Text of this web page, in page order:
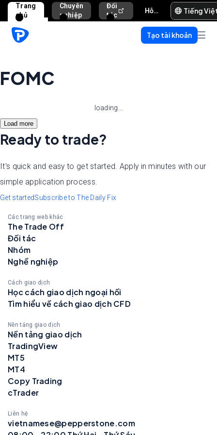
Trang
chủ
Chuyên
nghiệp
Đối
tác
Hỗ trợ và trợ giúp Tiếng
Tạo tài khoản
FOMC
loading...
Load more
Ready to trade?
It's quick and easy to get started. Apply in minutes with our
simple application process.
Get startedSubscribe to The Daily Fix
Các trang web khác
The Trade Off
Đối tác
Nhóm
Nghề nghiệp
Cách giao dịch
Học cách giao dịch ngoại hối
Tìm hiểu về cách giao dịch CFD
Nền tảng giao dịch
Nền tảng giao dịch
TradingView
MT5
MT4
Copy Trading
cTrader
Liên hệ
vietnamese@pepperstone.com